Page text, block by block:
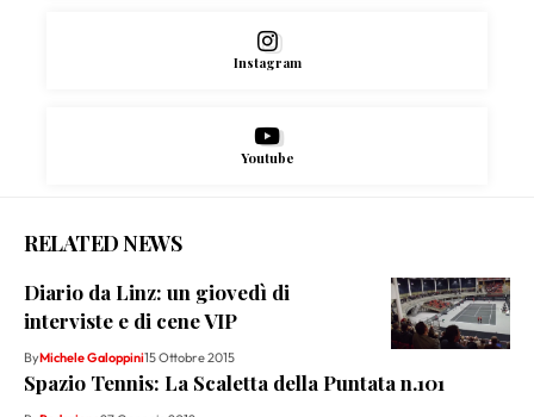
Instagram
Youtube
RELATED NEWS
Diario da Linz: un giovedì di
interviste e di cene VIP
ByMichele Galoppini15 Ottobre 2015
Spazio Tennis: La Scaletta della Puntata n.101